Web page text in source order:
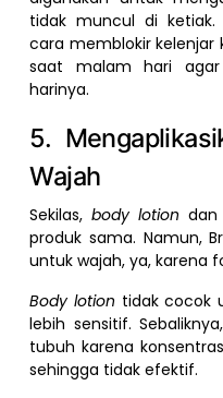
tidak muncul di ketiak.
cara memblokir kelenjar
saat malam hari agar
harinya.
5.
Wajah
Sekilas,body lotion
produk sama. Namun,
untuk wajah, ya, karena
Body lotion tidak cocok
lebih sensitif.
tubuh karena
sehingga tidak efektif.